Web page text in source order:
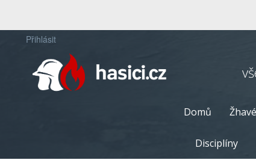
Přihlásit
Domů
Disciplíny